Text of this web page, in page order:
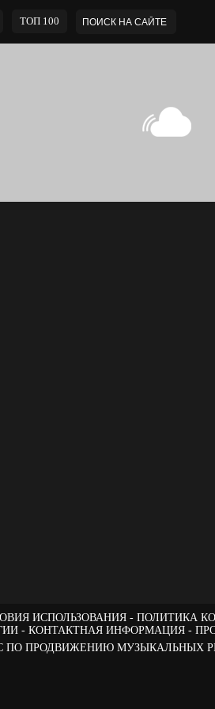
ТОП 100
ИСПОЛЬЗОВАНИЯ ПОЛИТИКА
КОНТАКТНАЯ ИНФОРМАЦИЯ
ПО ПРОДВИЖЕНИЮ